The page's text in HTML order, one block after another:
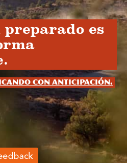
es
con anticipación.